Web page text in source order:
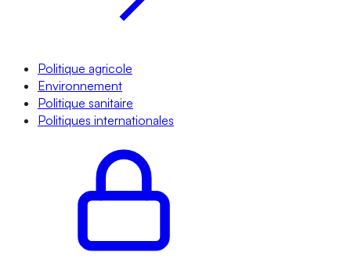
Politique agricole
Environnement
Politique sanitaire
Politiques internationales